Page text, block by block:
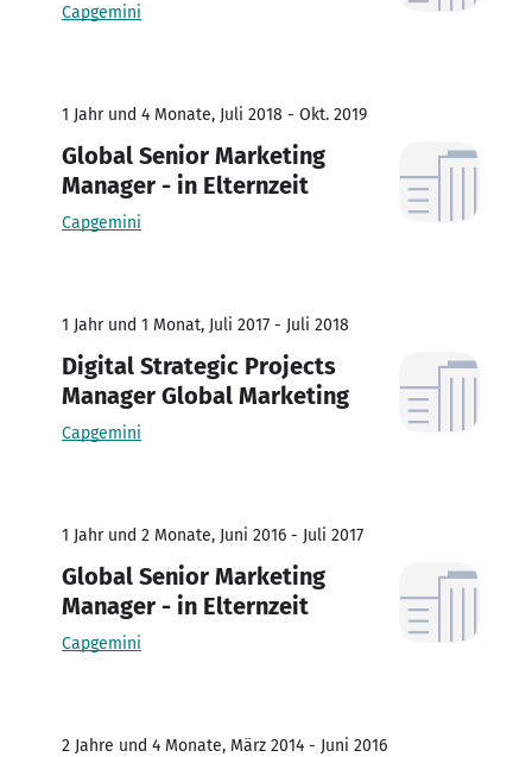
Capgemini
1 Jahr und 4 Monate, Juli 2018 - Okt. 2019
Global Senior Marketing
Manager - in Elternzeit
Capgemini
1 Jahr und 1 Monat, Juli 2017 - Juli 2018
Digital Strategic Projects
Manager Global Marketing
Capgemini
1 Jahr und 2 Monate, Juni 2016 - Juli 2017
Global Senior Marketing
Manager - in Elternzeit
Capgemini
2 Jahre und 4 Monate, März 2014 - Juni 2016